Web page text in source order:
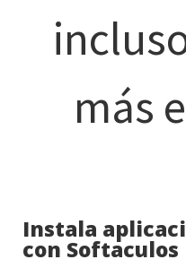
más
Instala
con Softaculos